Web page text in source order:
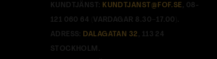
KUNDTJÄNST: KUNDTJANST@FOF.SE , 08-
121 060 64 (VARDAGAR 8.30–17.00).
ADRESS: DALAGATAN 32 , 113 24
STOCKHOLM.